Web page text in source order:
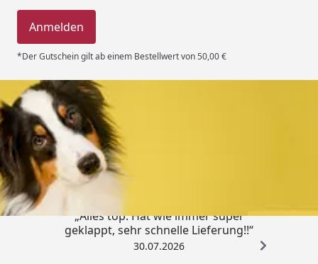
Anmelden
*Der Gutschein gilt ab einem Bestellwert von 50,00 €
Trusted Shops
„Alles top. Hat wie immer super
geklappt, sehr schnelle Lieferung!!“
30.07.2026